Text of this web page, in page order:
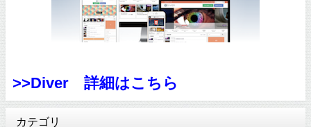
>>Diver 詳細はこちら
カテゴリ